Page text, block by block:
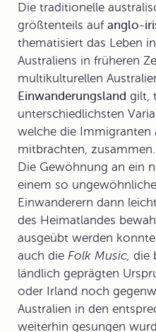
Die traditionelle
größtenteils auf anglo-
thematisiert das Leben
Australiens in früheren
multikulturellen
Einwanderungsland gilt,
unterschiedlichsten
welche die Immigranten
mitbrachten, zusammen.
Die Gewöhnung an ein
einem so
Einwanderern dann
des Heimatlandes
ausgeübt werden
auch die Folk Music, die
ländlich geprägten
oder Irland noch
Australien in den
weiterhin gesungen